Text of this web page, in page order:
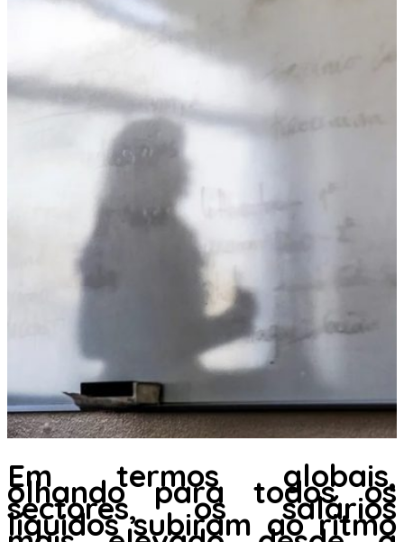
Em termos globais,
olhando para todos os
sectores, os salários
líquidos subiram ao ritmo